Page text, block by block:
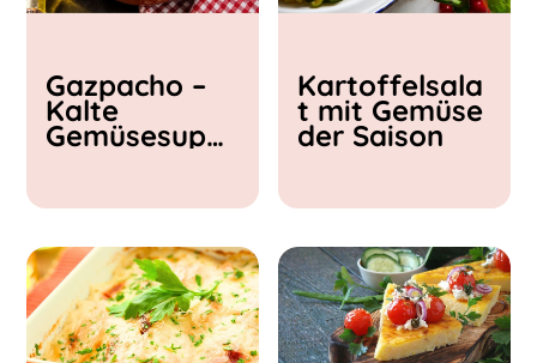
< 15 min
15 - 30 min
30 - 60 min
Gazpacho –
Kalte
Gemüsesupp
Kartoffelsala
t mit Gemüse
der Saison